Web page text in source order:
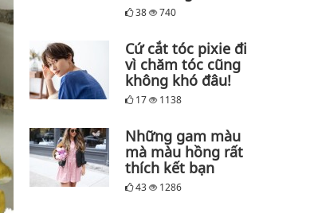
38 740
Cứ cắt tóc pixie đi
vì chăm tóc cũng
không khó đâu!
17 1138
Những gam màu
mà màu hồng rất
thích kết bạn
43 1286